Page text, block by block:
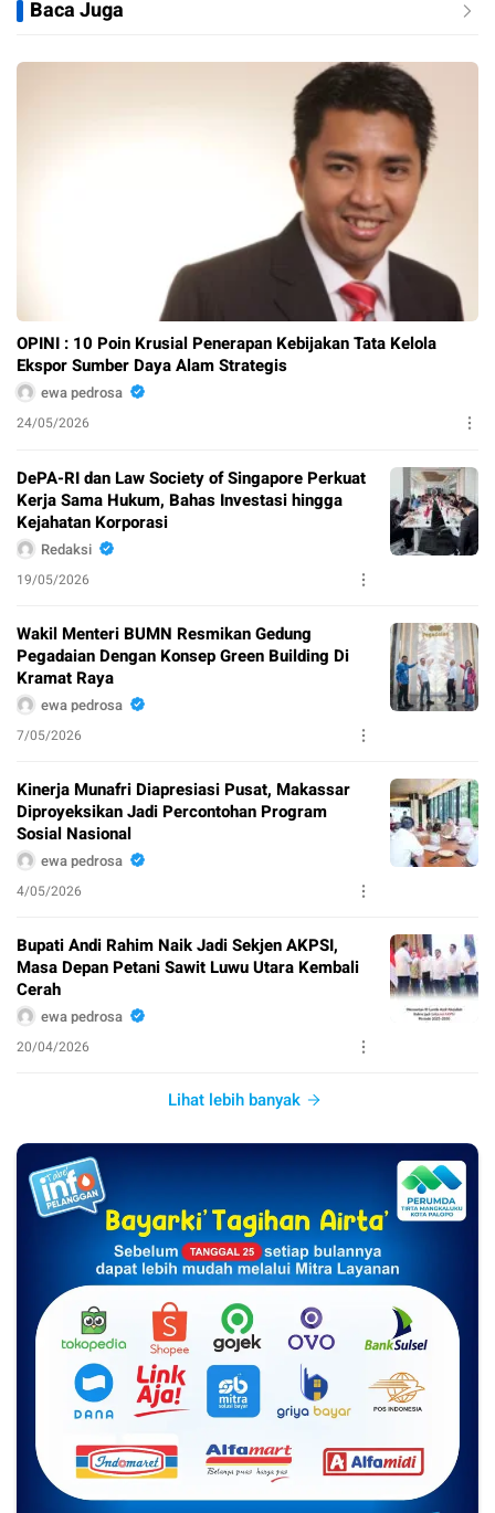
Baca Juga
OPINI : 10 Poin Krusial Penerapan Kebijakan Tata Kelola
Ekspor Sumber Daya Alam Strategis
ewa pedrosa
24/05/2026
DePA-RI dan Law Society of Singapore Perkuat
Kerja Sama Hukum, Bahas Investasi hingga
Kejahatan Korporasi
Redaksi
19/05/2026
Wakil Menteri BUMN Resmikan Gedung
Pegadaian Dengan Konsep Green Building Di
Kramat Raya
ewa pedrosa
7/05/2026
Kinerja Munafri Diapresiasi Pusat, Makassar
Diproyeksikan Jadi Percontohan Program
Sosial Nasional
ewa pedrosa
4/05/2026
Bupati Andi Rahim Naik Jadi Sekjen AKPSI,
Masa Depan Petani Sawit Luwu Utara Kembali
Cerah
ewa pedrosa
20/04/2026
Lihat lebih banyak